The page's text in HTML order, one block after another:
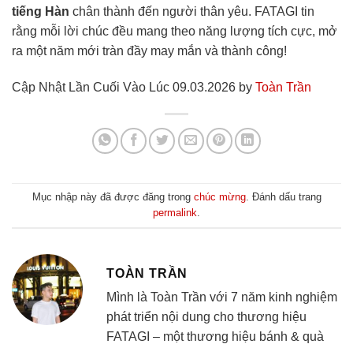
tiếng Hàn chân thành đến người thân yêu. FATAGI tin
rằng mỗi lời chúc đều mang theo năng lượng tích cực, mở
ra một năm mới tràn đầy may mắn và thành công!
Cập Nhật Lần Cuối Vào Lúc 09.03.2026 by Toàn Trần
Mục nhập này đã được đăng trong chúc mừng. Đánh dấu trang
permalink
TOÀN TRẦN
Mình là Toàn Trần với 7 năm kinh nghiệm
phát triển nội dung cho thương hiệu
FATAGI – một thương hiệu bánh & quà